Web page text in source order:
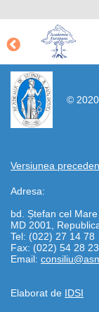
©
Versiunea
Adresa:
bd. Ștefan cel
MD 2001,
Tel: (022) 27 14 78
Fax: (022) 54 28 23
Email:
Elaborat de IDSI
https://propletenie.ru/